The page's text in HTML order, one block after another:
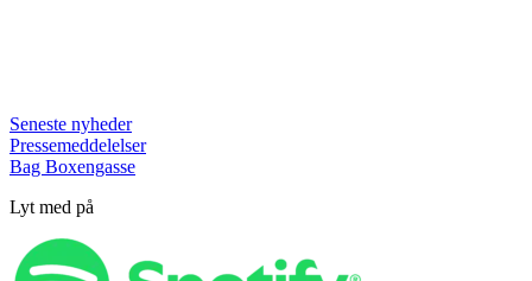
Seneste nyheder
Pressemeddelelser
Bag Boxengasse
Lyt med på